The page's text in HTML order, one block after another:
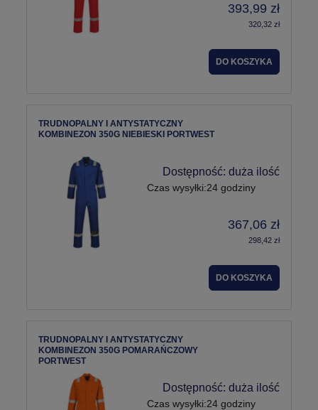
393,99 zł
320,32 zł
DO KOSZYKA
TRUDNOPALNY I ANTYSTATYCZNY
KOMBINEZON 350G NIEBIESKI PORTWEST
Dostępność: duża ilość
Czas wysyłki:24 godziny
367,06 zł
298,42 zł
DO KOSZYKA
TRUDNOPALNY I ANTYSTATYCZNY
KOMBINEZON 350G POMARAŃCZOWY
PORTWEST
Dostępność: duża ilość
Czas wysyłki:24 godziny